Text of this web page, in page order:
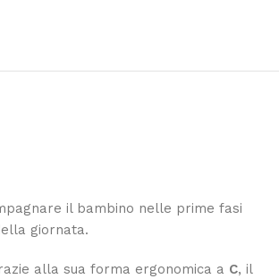
il bambino nelle prime fasi
giornata.
alla sua forma ergonomica a C, il